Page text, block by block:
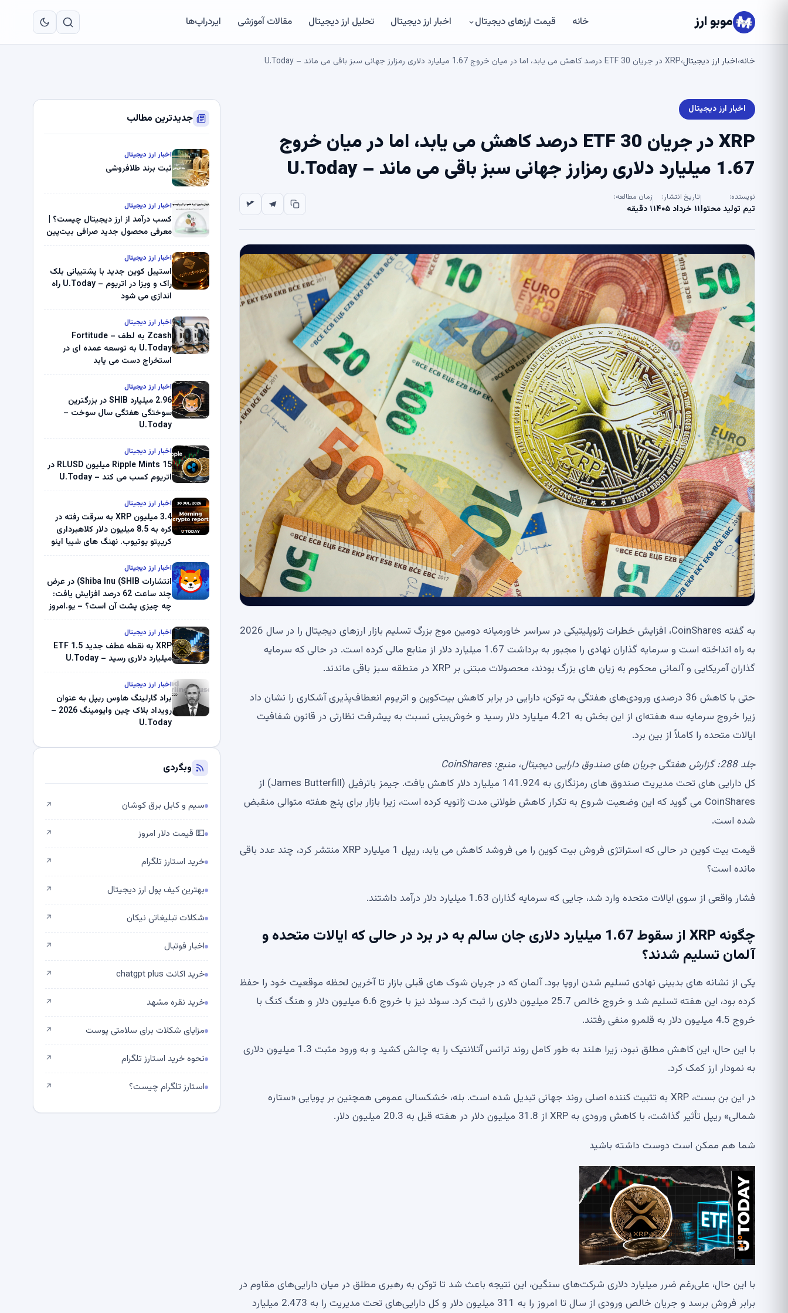
موبو ارز خانه قیمت ارزهای دیجیتال اخبار ارز دیجیتال تحلیل ارز دیجیتال مقالات آموزشی ایردراپ‌ها
خانه›اخبار ارز دیجیتال›XRP در جریان ETF 30 درصد کاهش می یابد، اما در میان خروج 1.67 میلیارد دلاری رمزارز جهانی سبز باقی می ماند – U.Today
اخبار ارز دیجیتال
XRP در جریان ETF 30 درصد کاهش می یابد، اما در میان خروج
1.67 میلیارد دلاری رمزارز جهانی سبز باقی می ماند – U.Today
نویسنده:
تیم تولید محتوا
تاریخ انتشار:
۱۱ خرداد ۱۴۰۵
زمان مطالعه:
۱ دقیقه
به گفته CoinShares، افزایش خطرات ژئوپلیتیکی در سراسر خاورمیانه دومین موج بزرگ تسلیم بازار ارزهای دیجیتال را در سال 2026
به راه انداخته است و سرمایه گذاران نهادی را مجبور به برداشت 1.67 میلیارد دلار از منابع مالی کرده است. در حالی که سرمایه
گذاران آمریکایی و آلمانی محکوم به زیان های بزرگ بودند، محصولات مبتنی بر XRP در منطقه سبز باقی ماندند.
حتی با کاهش 36 درصدی ورودی‌های هفتگی به توکن، دارایی در برابر کاهش بیت‌کوین و اتریوم انعطاف‌پذیری آشکاری را نشان داد
زیرا خروج سرمایه سه هفته‌ای از این بخش به 4.21 میلیارد دلار رسید و خوش‌بینی نسبت به پیشرفت نظارتی در قانون شفافیت
ایالات متحده را کاملاً از بین برد.
جلد 288: گزارش هفتگی جریان های صندوق دارایی دیجیتال، منبع:
CoinShares
کل دارایی های تحت مدیریت صندوق های رمزنگاری به 141.924 میلیارد دلار کاهش یافت. جیمز باترفیل (James Butterfill) از
CoinShares می گوید که این وضعیت شروع به تکرار کاهش طولانی مدت ژانویه کرده است، زیرا بازار برای پنج هفته متوالی منقبض
شده است.
قیمت بیت کوین در حالی که استراتژی فروش بیت کوین را می فروشد کاهش می یابد، ریپل 1 میلیارد XRP منتشر کرد، چند عدد باقی
مانده است؟
فشار واقعی از سوی ایالات متحده وارد شد، جایی که سرمایه گذاران 1.63 میلیارد دلار درآمد داشتند.
چگونه XRP از سقوط 1.67 میلیارد دلاری جان سالم به در برد در حالی که ایالات متحده و
آلمان تسلیم شدند؟
یکی از نشانه های بدبینی نهادی تسلیم شدن اروپا بود. آلمان که در جریان شوک های قبلی بازار تا آخرین لحظه موقعیت خود را حفظ
کرده بود، این هفته تسلیم شد و خروج خالص 25.7 میلیون دلاری را ثبت کرد. سوئد نیز با خروج 6.6 میلیون دلار و هنگ کنگ با
خروج 4.5 میلیون دلار به قلمرو منفی رفتند.
با این حال، این کاهش مطلق نبود، زیرا هلند به طور کامل روند ترانس آتلانتیک را به چالش کشید و به ورود مثبت 1.3 میلیون دلاری
به نمودار ارز کمک کرد.
در این بن بست، XRP به تثبیت کننده اصلی روند جهانی تبدیل شده است. بله، خشکسالی عمومی همچنین بر پویایی «ستاره
شمالی» ریپل تأثیر گذاشت، با کاهش ورودی به XRP از 31.8 میلیون دلار در هفته قبل به 20.3 میلیون دلار.
شما هم ممکن است دوست داشته باشید
با این حال، علی‌رغم ضرر میلیارد دلاری شرکت‌های سنگین، این نتیجه باعث شد تا توکن به رهبری مطلق در میان دارایی‌های مقاوم در
برابر فروش برسد و جریان خالص ورودی از سال تا امروز را به 311 میلیون دلار و کل دارایی‌های تحت مدیریت را به 2.473 میلیارد
جدیدترین مطالب
اخبار ارز دیجیتال
ثبت برند طلافروشی
اخبار ارز دیجیتال
کسب درآمد از ارز دیجیتال چیست؟ |
معرفی محصول جدید صرافی بیت‌پین
اخبار ارز دیجیتال
استیبل کوین جدید با پشتیبانی بلک
راک و ویزا در اتریوم – U.Today راه
اندازی می شود
اخبار ارز دیجیتال
Zcash به لطف Fortitude –
U.Today به توسعه عمده ای در
استخراج دست می یابد
اخبار ارز دیجیتال
2.96 میلیارد SHIB در بزرگترین
سوختگی هفتگی سال سوخت –
U.Today
اخبار ارز دیجیتال
Ripple Mints 15 میلیون RLUSD در
اتریوم کسب می کند – U.Today
اخبار ارز دیجیتال
3.4 میلیون XRP به سرقت رفته در
کره به 8.5 میلیون دلار کلاهبرداری
کریپتو یوتیوب. نهنگ های شیبا اینو
میلیون دلار U-Turn در بیت کوین را
ثبت کرد – گزارش کریپتو صبح –
U.Today
اخبار ارز دیجیتال
انتشارات Shiba Inu (SHIB) در عرض
چند ساعت 62 درصد افزایش یافت:
چه چیزی پشت آن است؟ – یو.امروز
اخبار ارز دیجیتال
XRP به نقطه عطف جدید ETF 1.5
میلیارد دلاری رسید – U.Today
اخبار ارز دیجیتال
براد گارلینگ هاوس ریپل به عنوان
رویداد بلاک چین وایومینگ 2026 –
U.Today
وبگردی
سیم و کابل برق کوشان ↗
💵 قیمت دلار امروز ↗
خرید استارز تلگرام ↗
بهترین کیف پول ارز دیجیتال ↗
شکلات تبلیغاتی نیکان ↗
اخبار فوتبال ↗
خرید اکانت chatgpt plus ↗
خرید نقره مشهد ↗
مزایای شکلات برای سلامتی پوست ↗
نحوه خرید استارز تلگرام ↗
استارز تلگرام چیست؟ ↗